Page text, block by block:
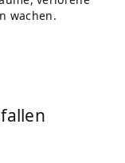
wachen.